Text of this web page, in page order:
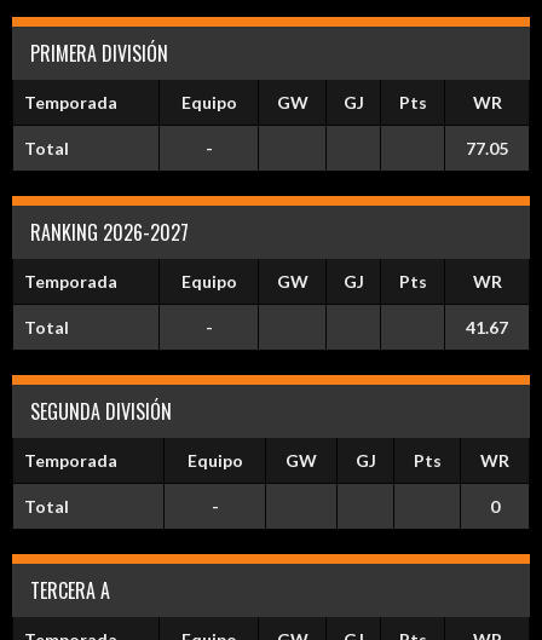
PRIMERA DIVISIÓN
Temporada Equipo GW GJ Pts WR
Total - 77.05
RANKING 2026-2027
Temporada Equipo GW GJ Pts WR
Total - 41.67
SEGUNDA DIVISIÓN
Temporada Equipo GW GJ Pts WR
Total - 0
TERCERA A